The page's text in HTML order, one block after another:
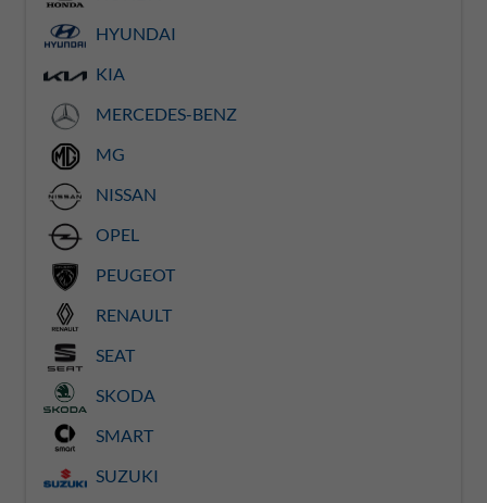
HYUNDAI
KIA
MERCEDES-BENZ
MG
NISSAN
OPEL
PEUGEOT
RENAULT
SEAT
SKODA
SMART
SUZUKI